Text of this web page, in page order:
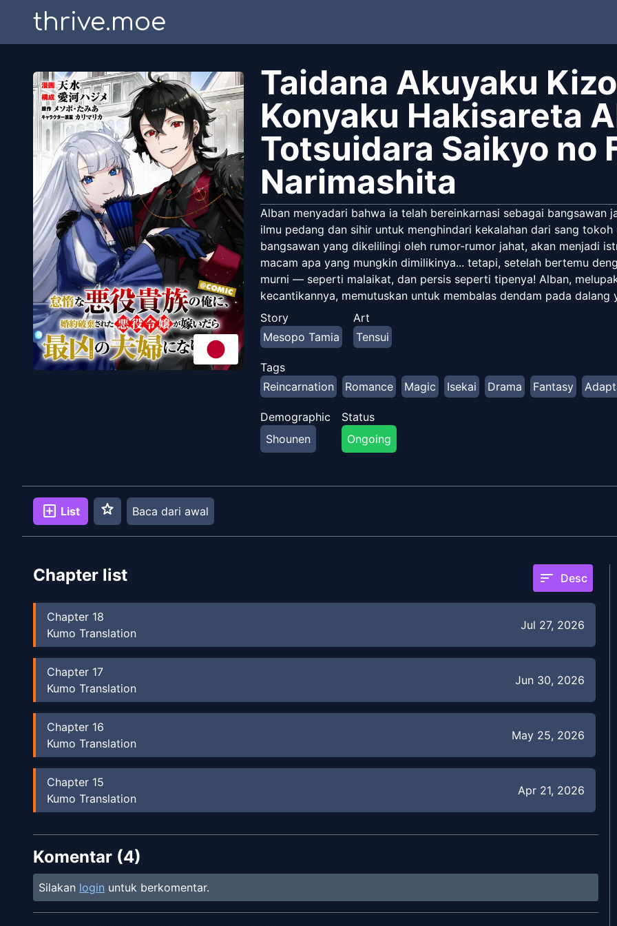
thrive.moe
Taidana Akuyaku
Konyaku Hakisareta
Totsuidara Saikyo no
Narimashita
Alban menyadari bahwa ia telah bereinkarnasi sebagai bangsawan
ilmu pedang dan sihir untuk menghindari kekalahan dari sang
bangsawan yang dikelilingi oleh rumor-rumor jahat, akan menjadi
macam apa yang mungkin dimilikinya... tetapi, setelah bertemu
murni — seperti malaikat, dan persis seperti tipenya! Alban,
kecantikannya, memutuskan untuk membalas dendam pada
reputasi jahat mereka untuk keuntungan mereka, mereka
berhasil?
Story
Mesopo Tamia
Art
Tensui
Tags
Reincarnation
Romance Magic Isekai Drama Fantasy
Demographic
Shounen
Status
Ongoing
add_box List star Baca dari awal
Chapter list sort Desc
Chapter 18
Kumo Translation
Jul 27, 2026
Chapter 17
Kumo Translation
Jun 30, 2026
Chapter 16
Kumo Translation
May 25, 2026
Chapter 15
Kumo Translation
Apr 21, 2026
Chapter14
Kumo Translation
Chapter13
Kumo Translation
Feb 23, 2026
Komentar (4)
Silakan login untuk berkomentar.